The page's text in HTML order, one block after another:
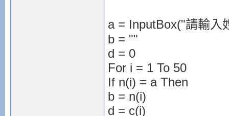
a = InputBox("請輸入
b = ""
d = 0
For i = 1 To 50
If n(i) = a Then
b = n(i)
d = c(i)